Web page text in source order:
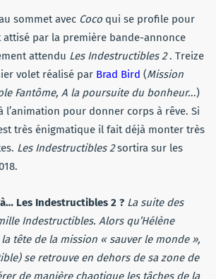
sommet avec Coco qui se profile pour
attisé par la première bande-annonce
attendu Les Indestructibles 2. Treize
volet réalisé par Brad Bird (Mission
Fantôme, A la poursuite du bonheur...)
l’animation pour donner corps à rêve. Si
très énigmatique il fait déjà monter très
Les Indestructibles 2sortira sur les
Les Indestructibles 2 ? La suite des
Indestructibles. Alors qu’Hélène
tête de la mission « sauver le monde »,
se retrouve en dehors de sa zone de
de manière chaotique les tâches de la